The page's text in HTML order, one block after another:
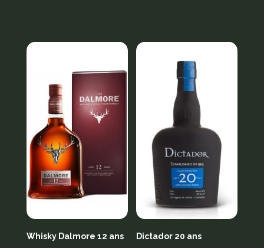
Whisky Dalmore 12 ans Dictador 20 ans